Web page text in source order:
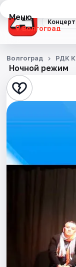
Меню
Волгоград
Концерты
Театр
Стендап
Выставки
Квесты
Экскурсии
Ночной режим
Волгоград РДК